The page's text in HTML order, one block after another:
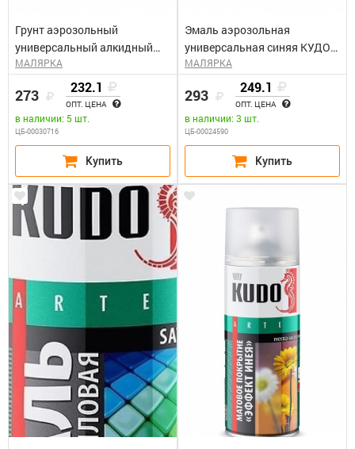
Грунт аэрозольный
универсальный алкидный
красно-коричневый КУДО
KU-2002 (0,52л)
МАЛЯРКА
273 232.1
ОПТ. ЦЕНА
в наличии: 5 шт.
ЦБ-00030716
Эмаль аэрозольная
универсальная синяя КУДО
KU-1011 (0,52л)
МАЛЯРКА
293 249.1
ОПТ. ЦЕНА
в наличии: 3 шт.
ЦБ-00024590